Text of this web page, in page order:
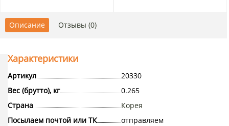
Описание Отзывы (0)
Характеристики
Артикул
20330
Вес (брутто), кг
0.265
Страна
Корея
Посылаем почтой или ТК
отправляем